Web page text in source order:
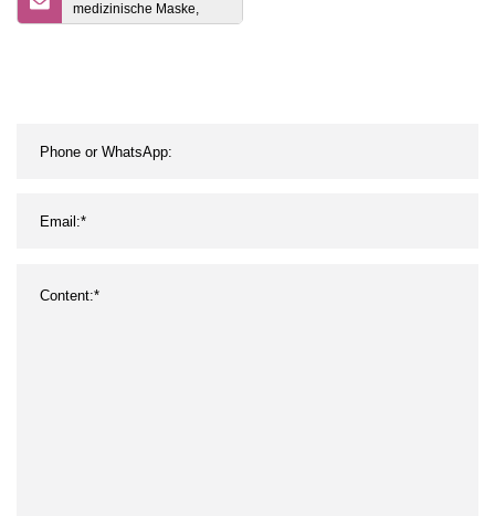
medizinische Maske,
Sauerstoff-Gesichtsmaske